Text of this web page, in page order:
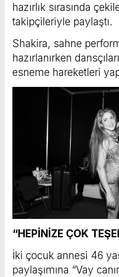
hazırlık sırasında
takipçileriyle paylaştı.
Shakira, sahne
hazırlanırken
esneme hareketleri
“HEPİNİZE ÇOK
İki çocuk annesi 46
paylaşımına “Vay